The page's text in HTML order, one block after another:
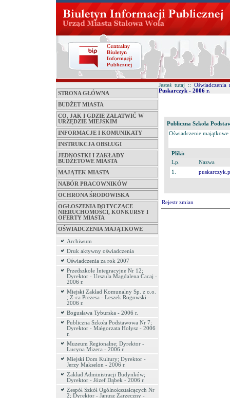
STRONA GŁÓWNA
BUDŻET MIASTA
CO, JAK I GDZIE ZAŁATWIĆ W
URZĘDZIE MIEJSKIM
INFORMACJE I KOMUNIKATY
INSTRUKCJA OBSŁUGI
JEDNOSTKI I ZAKŁADY
BUDŻETOWE MIASTA
MAJĄTEK MIASTA
NABÓR PRACOWNIKÓW
OCHRONA ŚRODOWISKA
OGŁOSZENIA DOTYCZĄCE
NIERUCHOMOŚCI, KONKURSY I
OFERTY MIASTA
OŚWIADCZENIA MAJĄTKOWE
Archiwum
Druk aktywny oświadczenia
Oświadczenia za rok 2007
Przedszkole Integracyjne Nr 12;
Dyrektor - Urszula Magdalena Cacaj -
2006 r.
Miejski Zakład Komunalny Sp. z o.o.
; Z-ca Prezesa - Leszek Rogowski -
2006 r.
Bogusława Tyburska - 2006 r.
Publiczna Szkoła Podstawowa Nr 7;
Dyrektor - Małgorzata Hołysz - 2006
r.
Muzeum Regionalne; Dyrektor -
Lucyna Mizera - 2006 r.
Miejski Dom Kultury; Dyrektor -
Jerzy Makselon - 2006 r.
Zakład Administracji Budynków;
Dyrektor - Józef Dąbek - 2006 r.
Zespół Szkół Ogólnokształcących Nr
2; Dyrektor - Janusz Zarzeczny -
Jesteś tutaj :: Oświadczenia
Puskarczyk - 2006 r.
Publiczna Szkoła
Oświadczenie
Pliki:
Lp.
Nazwa
1.
Rejestr zmian